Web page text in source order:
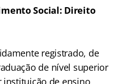
Social: Direito
registrado, de
de nível superior